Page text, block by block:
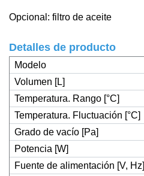
Opcional: filtro de aceite
Detalles de producto
Modelo
Volumen [L]
Temperatura. Rango [°C]
Temperatura. Fluctuación [°C]
Grado de vacío [Pa]
Potencia [W]
Fuente de alimentación [V, Hz]